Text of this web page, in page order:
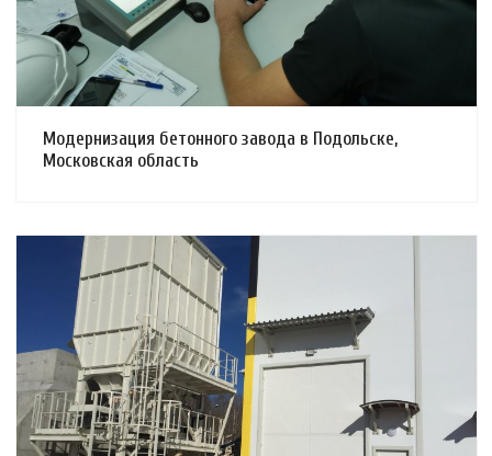
Модернизация бетонного завода в Подольске,
Московская область
Смотреть проект